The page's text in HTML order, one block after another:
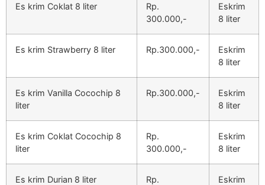
Es krim Coklat 8 liter
Rp.
300.000,-
Eskrim
8 liter
Es krim Strawberry 8 liter Rp.300.000,-
Eskrim
8 liter
Es krim Vanilla Cocochip 8
liter
Rp.300.000,-
Eskrim
8 liter
Es krim Coklat Cocochip 8
liter
Rp.
300.000,-
Eskrim
8 liter
Es krim Durian 8 liter
Rp.
Eskrim